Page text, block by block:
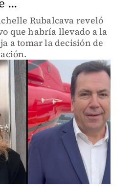
Rubalcava reveló
que habría llevado a la
a tomar la decisión de